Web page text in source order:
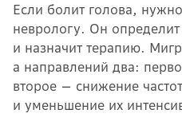
Если болит голова,
неврологу. Он
и назначит терапию.
а направлений два:
второе — снижение
и уменьшение их